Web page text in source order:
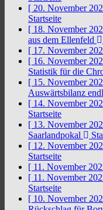
[ 20. November
Startseite
[ 18. November
aus dem Ellenfeld
[ 17. November
[ 16. November
Statistik für die
[ 15. November
Auswärtsbilanz
[ 14. November
Startseite
[ 13. November
Saarlandpokal
[ 12. November
Startseite
[ 11. November
[ 11. November
Startseite
[ 10. November